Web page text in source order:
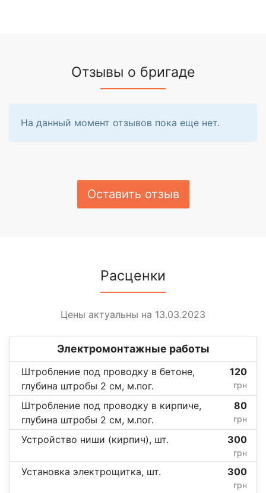
Отзывы о бригаде
На данный момент отзывов пока еще нет.
Оставить отзыв
Расценки
Цены актуальны на 13.03.2023
Электромонтажные работы
Штробление под проводку в бетоне,
глубина штробы 2 см, м.пог.
120
грн
Штробление под проводку в кирпиче,
глубина штробы 2 см, м.пог.
80
грн
Устройство ниши (кирпич), шт. 300
грн
Установка электрощитка, шт. 300
грн